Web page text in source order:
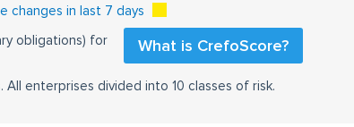
changes in last 7 days
What is CrefoScore?
obligations) for
enterprises divided into 10 classes of risk.